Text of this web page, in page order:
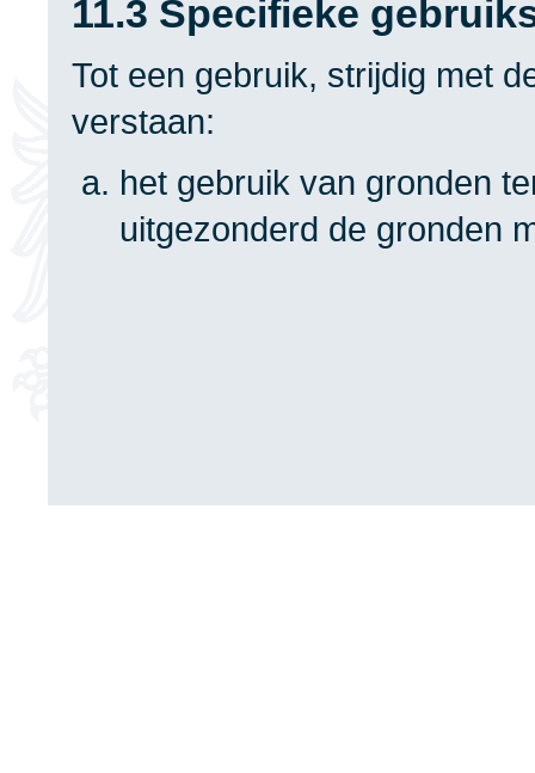
11.3 Specifieke
Tot een gebruik, strijdig met
verstaan:
het gebruik van gronden
uitgezonderd de gronden